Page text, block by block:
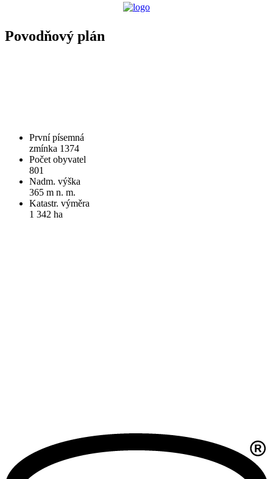
Povodňový plán
První písemná
zmínka 1374
Počet obyvatel
801
Nadm. výška
365 m n. m.
Katastr. výměra
1 342 ha